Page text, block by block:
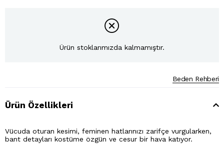
Ürün stoklarımızda kalmamıştır.
Beden Rehberi
Ürün Özellikleri
Vücuda oturan kesimi, feminen hatlarınızı zarifçe vurgularken,
bant detayları kostüme özgün ve cesur bir hava katıyor.